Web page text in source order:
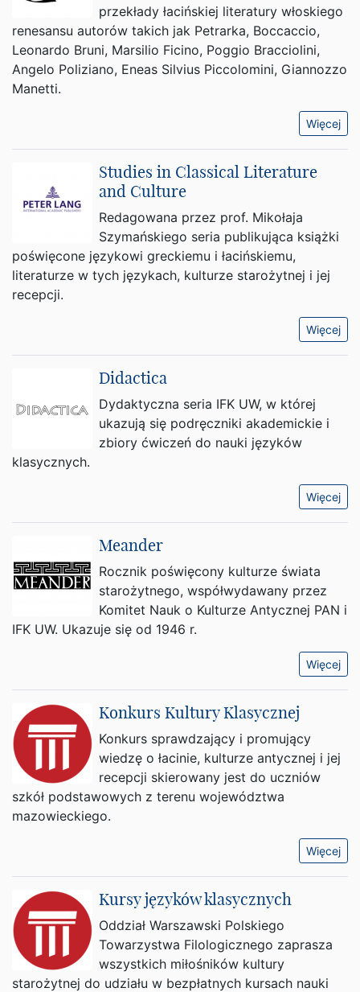
przekłady łacińskiej literatury włoskiego
renesansu autorów takich jak Petrarka, Boccaccio,
Leonardo Bruni, Marsilio Ficino, Poggio Bracciolini,
Angelo Poliziano, Eneas Silvius Piccolomini, Giannozzo
Manetti.
Więcej
Studies in Classical Literature
and Culture
Redagowana przez prof. Mikołaja
Szymańskiego seria publikująca książki
poświęcone językowi greckiemu i łacińskiemu,
literaturze w tych językach, kulturze starożytnej i jej
recepcji.
Więcej
Didactica
Dydaktyczna seria IFK UW, w której
ukazują się podręczniki akademickie i
zbiory ćwiczeń do nauki języków
klasycznych.
Więcej
Meander
Rocznik poświęcony kulturze świata
starożytnego, współwydawany przez
Komitet Nauk o Kulturze Antycznej PAN i
IFK UW. Ukazuje się od 1946 r.
Więcej
Konkurs Kultury Klasycznej
Konkurs sprawdzający i promujący
wiedzę o łacinie, kulturze antycznej i jej
recepcji skierowany jest do uczniów
szkół podstawowych z terenu województwa
mazowieckiego.
Więcej
Kursy języków klasycznych
Oddział Warszawski Polskiego
Towarzystwa Filologicznego zaprasza
wszystkich miłośników kultury
starożytnej do udziału w bezpłatnych kursach nauki